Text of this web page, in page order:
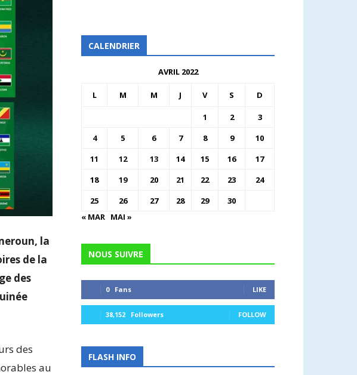
la
de la
des
des
au
CALENDRIER
AVRIL 2022
L M M J V S D
1 2
3
4
5 6 7 8 9
10
11
12 13 14 15 16
17
18
19 20 21 22 23
24
25
26 27 28 29
30
« MAR MAI »
NOUS SUIVRE
0 Fans LIKE
38,152 Followers FOLLOW
FLASH INFO